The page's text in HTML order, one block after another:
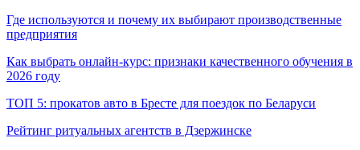
Где используются и почему их выбирают производственные
предприятия
Как выбрать онлайн-курс: признаки качественного обучения в
2026 году
ТОП 5: прокатов авто в Бресте для поездок по Беларуси
Рейтинг ритуальных агентств в Дзержинске